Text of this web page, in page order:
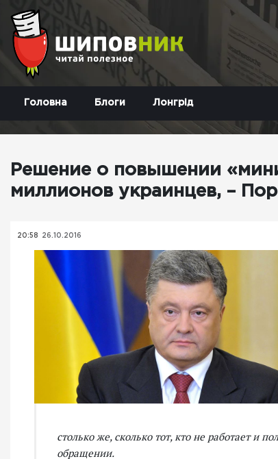
Головна Блоги Лонгрід
Решение о повышении
миллионов украинцев, –
20:58 26.10.2016
столько же, сколько тот, кто не работает и
обращении.